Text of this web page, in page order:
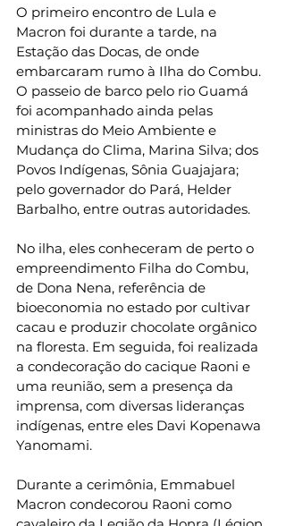
O primeiro encontro de Lula e
Macron foi durante a tarde, na
Estação das Docas, de onde
embarcaram rumo à Ilha do Combu.
O passeio de barco pelo rio Guamá
foi acompanhado ainda pelas
ministras do Meio Ambiente e
Mudança do Clima, Marina Silva; dos
Povos Indígenas, Sônia Guajajara;
pelo governador do Pará, Helder
Barbalho, entre outras autoridades.
No ilha, eles conheceram de perto o
empreendimento Filha do Combu,
de Dona Nena, referência de
bioeconomia no estado por cultivar
cacau e produzir chocolate orgânico
na floresta. Em seguida, foi realizada
a condecoração do cacique Raoni e
uma reunião, sem a presença da
imprensa, com diversas lideranças
indígenas, entre eles Davi Kopenawa
Yanomami.
Durante a cerimônia, Emmabuel
Macron condecorou Raoni como